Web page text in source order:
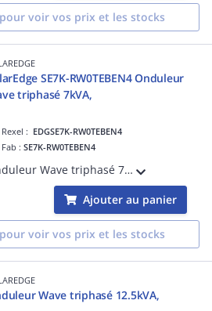
voir vos prix et les stocks
SE7K-RW0TEBEN4 Onduleur
triphasé 7kVA,
: EDGSE7K-RW0TEBEN4
Fab :SE7K-RW0TEBEN4
Onduleur Wave triphasé 7kVA, gamme Résidentielle, compatible avec l'écosystème de SolarEdge : Chargeur de VE, et appareils de domotique.
Ajouter au panier
voir vos prix et les stocks
Wave triphasé 12.5kVA,